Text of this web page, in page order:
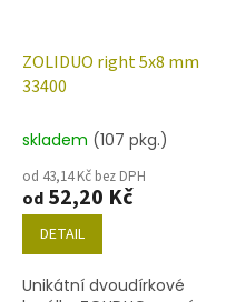
ZOLIDUO right 5x8 mm
33400
skladem (107 pkg.)
od 43,14 Kč bez DPH
od 52,20 Kč
DETAIL
Unikátní dvoudírkové